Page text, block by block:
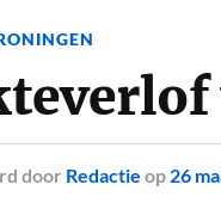
door Redactie op 26